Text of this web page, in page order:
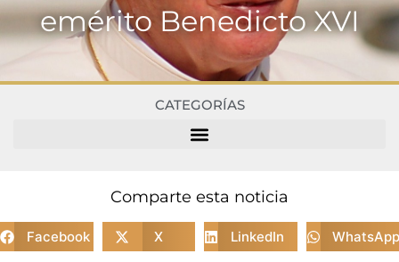
emérito Benedicto XVI
CATEGORÍAS
Comparte esta noticia
Facebook X LinkedIn WhatsApp